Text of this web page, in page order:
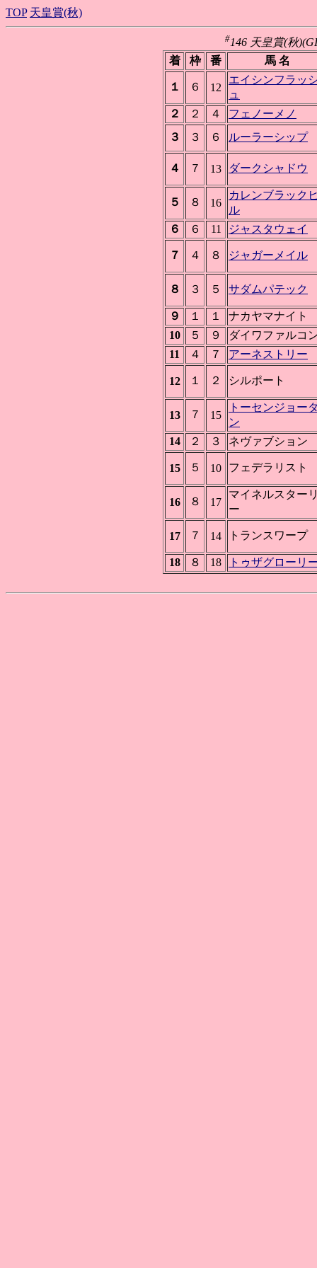
TOP 天皇賞(秋)
#146 天皇賞(秋
着
枠 番 馬 名
１ ６ 12
エイシンフラッ
ュ
２
２ ４
フェノーメノ
３
３ ６ ルーラーシップ
４ ７ 13 ダークシャドウ
５ ８ 16
カレンブラック
ル
６
６ 11 ジャスタウェイ
７ ４ ８ ジャガーメイル
８ ３ ５ サダムパテック
９ １ １
ナカヤマナイト
10
５ ９
ダイワファルコ
11
４ ７ アーネストリー
12 １ ２ シルポート
13 ７ 15
トーセンジョー
ン
14
２ ３ ネヴァブション
15 ５ 10 フェデラリスト
16 ８ 17
マイネルスター
ー
17 ７ 14 トランスワープ
18 ８ 18 トゥザグローリ